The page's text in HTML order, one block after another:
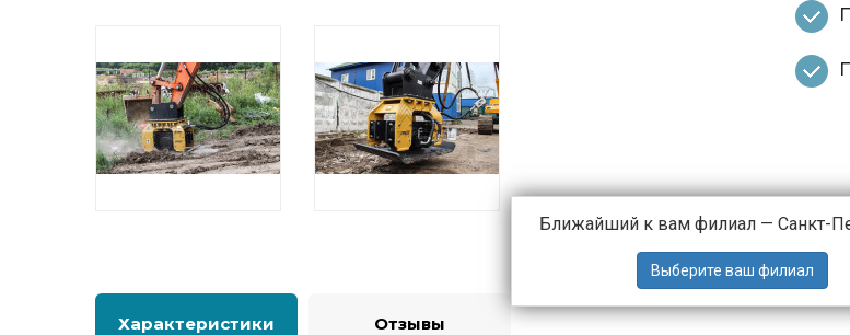
Ближайший к вам филиал — Санкт-
Характеристики Отзывы